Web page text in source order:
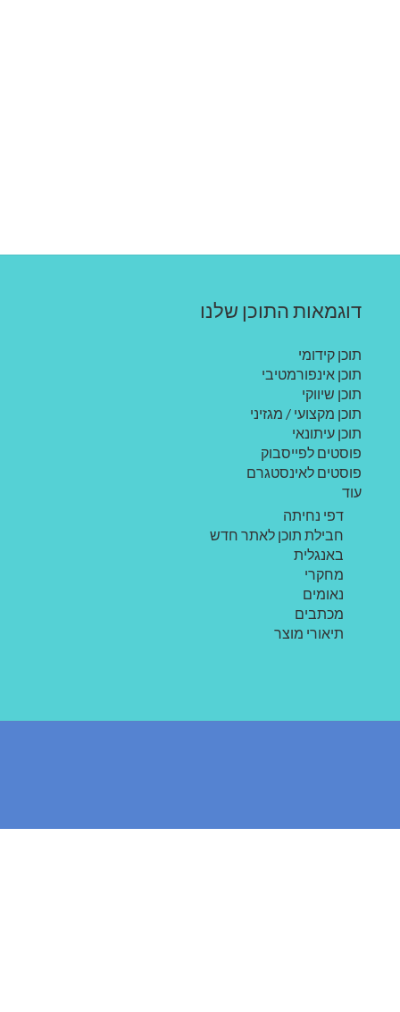
דוגמאות התוכן שלנו
תוכן קידומי
תוכן אינפורמטיבי
תוכן שיווקי
תוכן מקצועי / מגזיני
תוכן עיתונאי
פוסטים לפייסבוק
פוסטים לאינסטגרם
עוד
דפי נחיתה
חבילת תוכן לאתר חדש
באנגלית
מחקרי
נאומים
מכתבים
תיאורי מוצר